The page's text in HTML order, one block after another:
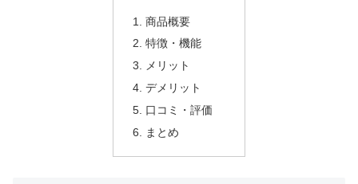
商品概要
特徴・機能
メリット
デメリット
口コミ・評価
まとめ